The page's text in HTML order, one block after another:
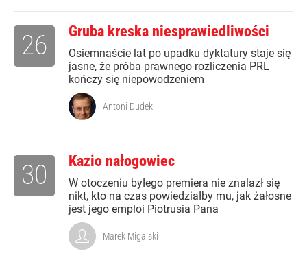
Gruba kreska niesprawiedliwości
Osiemnaście lat po upadku dyktatury staje się
jasne, że próba prawnego rozliczenia PRL
kończy się niepowodzeniem
26
Antoni Dudek
Kazio nałogowiec
W otoczeniu byłego premiera nie znalazł się
nikt, kto na czas powiedziałby mu, jak żałosne
jest jego emploi Piotrusia Pana
30
Marek Migalski